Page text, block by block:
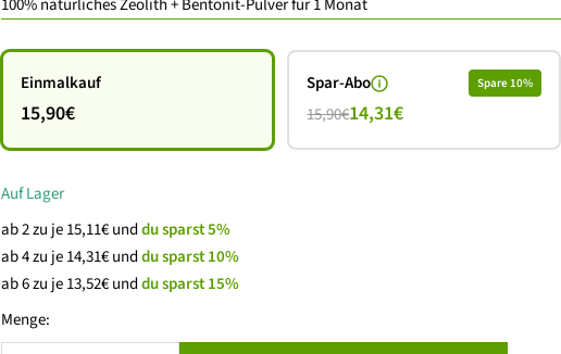
100% natürliches Zeolith + Bentonit-Pulver für 1 Monat
Einmalkauf
15,90€
Spar-Abo Spare 10%
15,90€14,31€
Auf Lager
ab 2 zu je 15,11€ unddu sparst 5%
ab 4 zu je 14,31€ unddu sparst 10%
ab 6 zu je 13,52€ unddu sparst 15%
Menge: